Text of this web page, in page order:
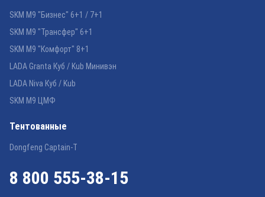
SKM M9 "Бизнес" 6+1 / 7+1
SKM M9 "Трансфер" 6+1
SKM M9 "Комфорт" 8+1
LADA Granta Куб / Kub Минивэн
LADA Niva Куб / Kub
SKM M9 ЦМФ
Тентованные
Dongfeng Captain-T
8 800 555-38-15